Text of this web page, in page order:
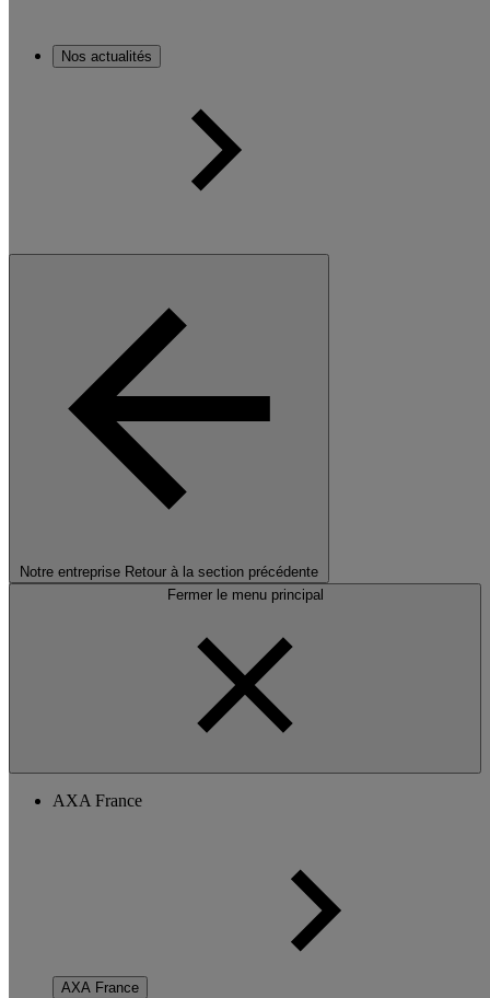
Nos actualités
Notre entreprise Retour à la section précédente
Fermer le menu principal
AXA France
AXA France